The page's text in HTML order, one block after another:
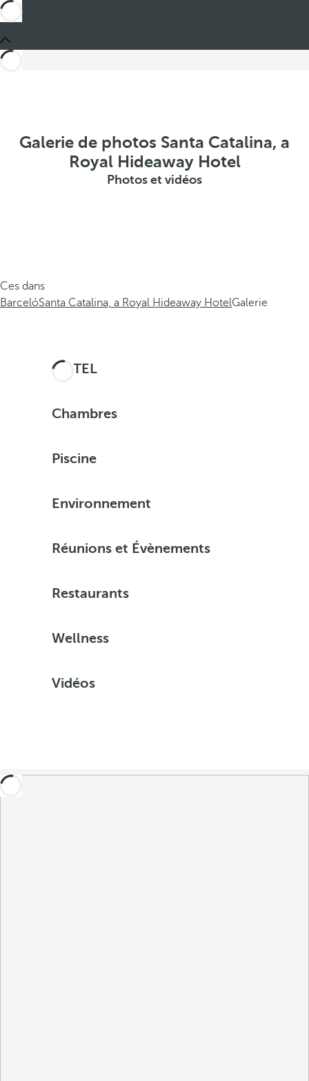
Galerie de photos Santa Catalina, a
Royal Hideaway Hotel
Photos et vidéos
Ces dans
BarcelóSanta Catalina, a Royal Hideaway HotelGalerie
HÔTEL
Chambres
Piscine
Environnement
Réunions et Évènements
Restaurants
Wellness
Vidéos